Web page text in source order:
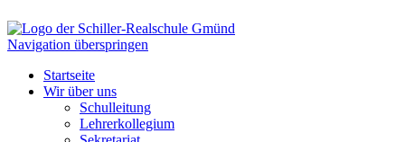
Navigation überspringen
Startseite
Wir über uns
Schulleitung
Lehrerkollegium